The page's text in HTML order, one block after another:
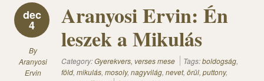
dec
4
By
Aranyosi
Ervin
Aranyosi Ervin: Én
leszek a Mikulás
Category:Gyerekvers, verses mese Tags:boldogság,
föld, mikulás, mosoly, nagyvilág, nevet, örül, puttony,